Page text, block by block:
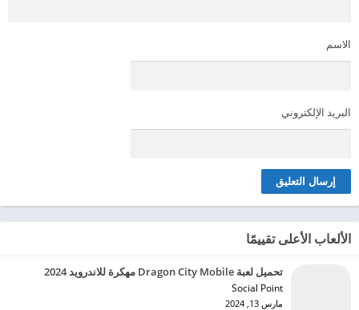
الاسم
البريد الإلكتروني
الألعاب الأعلى تقييمًا
تحميل لعبة Dragon City Mobile مهكرة للاندرويد 2024
Social Point‏
مارس 13, 2024